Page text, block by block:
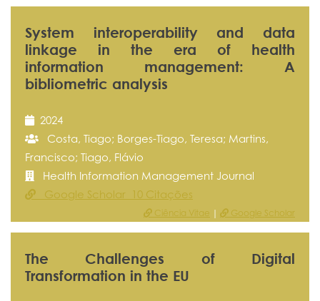
System interoperability and data
linkage in the era of health
information management: A
bibliometric analysis
2024
Costa, Tiago; Borges-Tiago, Teresa; Martins,
Francisco; Tiago, Flávio
Health Information Management Journal
Google Scholar 10 Citações
Ciência Vitae | Google Scholar
The Challenges of Digital
Transformation in the EU